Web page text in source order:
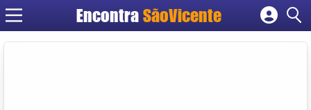
Encontra SãoVicente
Cadastrar empresa